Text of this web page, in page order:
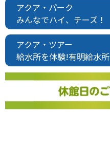
アクア・パーク
みんなでハイ、チーズ！
アクア・ツアー
給水所を体験!有明給水所